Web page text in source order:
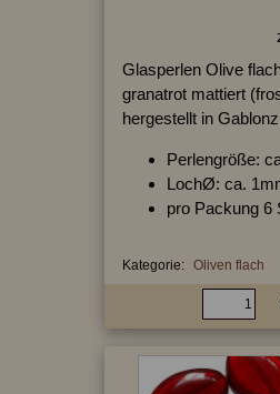
Glasperlen Olive
granatrot mattiert
hergestellt in
Perlengröße:
LochØ: ca.
pro Packung 6
Kategorie: Oliven flach